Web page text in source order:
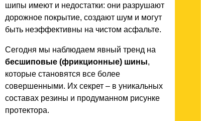
шипы имеют и недостатки: они разрушают
дорожное покрытие, создают шум и могут
быть неэффективны на чистом асфальте.
Сегодня мы наблюдаем явный тренд на
бесшиповые (фрикционные) шины,
которые становятся все более
совершенными. Их секрет – в уникальных
составах резины и продуманном рисунке
протектора.